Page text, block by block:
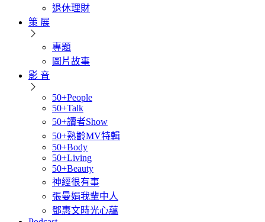
退休理財
策 展
專題
圖片故事
影 音
50+People
50+Talk
50+讀者Show
50+熟齡MV特輯
50+Body
50+Living
50+Beauty
神經很有事
張曼娟我輩中人
鄧惠文時光心蘊